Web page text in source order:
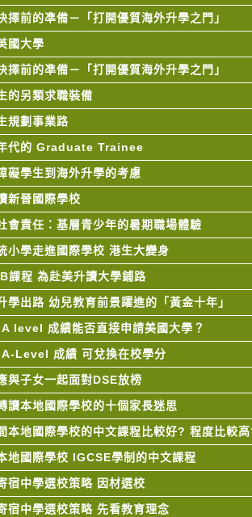
擇前的凖備－「打開優質海外升學之門」
國大學
擇前的凖備－「打開優質海外升學之門」
的另類求職裝備
規劃事業路
代的 Graduate Trainee
礙學生到海外升學的考慮
新晉國際學校
會責任：基層青少年的暑期職場體驗
小學走進國際學校 港生大變身
課程 為赴美升讀大學鋪路
學出路 幼兒教育前景躍進的「黃金十年」
level 成績能否直接申請美國大學？
Level 成績 可兌換在校學分
與子女一起面對DSE放榜
讀本地國際學校的十個家長迷思
本地國際學校的中文課程比較好? 程度比較
地國際學校 IGCSE學制的中文課程
宿中學選校策略 因材選校
宿中學選校策略 先看教育理念